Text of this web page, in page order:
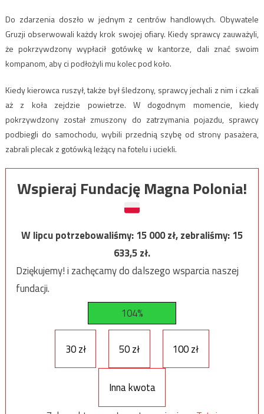
Do zdarzenia doszło w jednym z centrów handlowych. Obywatele
Gruzji obserwowali każdy krok swojej ofiary. Kiedy sprawcy zauważyli,
że pokrzywdzony wypłacił gotówkę w kantorze, dali znać swoim
kompanom, aby ci podłożyli mu kolec pod koło.
Kiedy kierowca ruszył, także był śledzony, sprawcy jechali z nim i czkali
aż z koła zejdzie powietrze. W dogodnym momencie, kiedy
pokrzywdzony został zmuszony do zatrzymania pojazdu, sprawcy
podbiegli do samochodu, wybili przednią szybę od strony pasażera,
zabrali plecak z gotówką leżący na fotelu i uciekli.
Wspieraj Fundację Magna Polonia!
W lipcu potrzebowaliśmy:15 000zł, zebraliśmy:15
633,5zł.
Dziękujemy! i zachęcamy do dalszego wsparcia naszej
fundacji.
104%
30 zł 50 zł 100 zł
Inna kwota